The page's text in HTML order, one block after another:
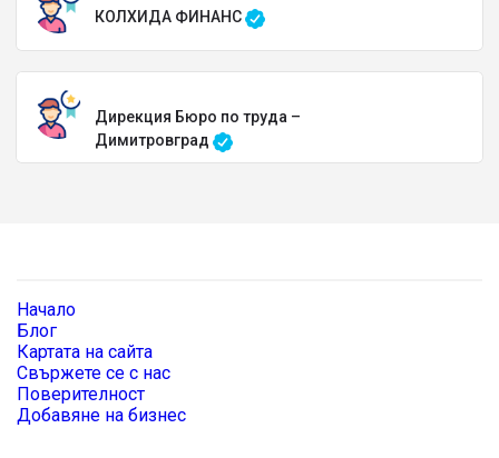
КОЛХИДА ФИНАНС
Дирекция Бюро по труда –
Димитровград
Начало
Блог
Картата на сайта
Свържете се с нас
Поверителност
Добавяне на бизнес